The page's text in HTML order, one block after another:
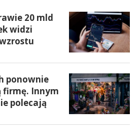
20 mld
widzi
ponownie
firmę. Innym
polecają